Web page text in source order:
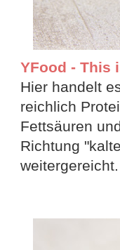
YFood - This
Hier handelt
reichlich
Fettsäuren
Richtung
weitergereicht.